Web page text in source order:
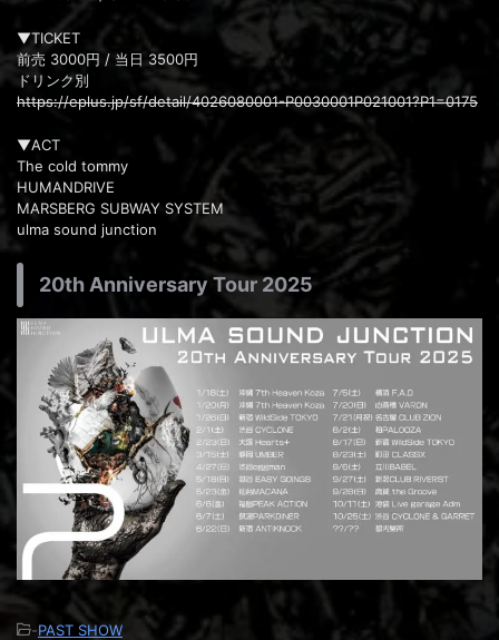
▼TICKET
前売 3000円 / 当日 3500円
ドリンク別
https://eplus.jp/sf/detail/4026080001-P0030001P021001?P1=0175
▼ACT
The cold tommy
HUMANDRIVE
MARSBERG SUBWAY SYSTEM
ulma sound junction
20th Anniversary Tour 2025
-PAST SHOW